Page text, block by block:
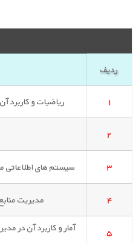
ردیف
۱ ریاضیات و کاربرد آن در مدیریت (۲)(هم
۲
۳ سیستم های اطلاعاتی
۴ مدیریت منابع
۵